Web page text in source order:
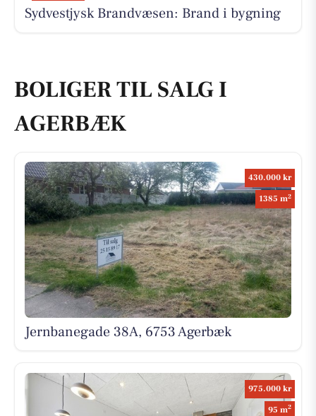
Sydvestjysk Brandvæsen: Brand i bygning
BOLIGER TIL SALG I
AGERBÆK
430.000 kr
1385 m2
Jernbanegade 38A, 6753 Agerbæk
975.000 kr
95 m2